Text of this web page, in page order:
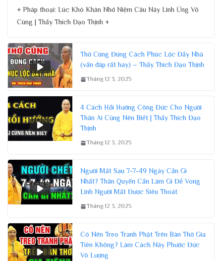
+ Pháp thoại: Lúc Khó Khăn Nhớ Niệm Câu Này Linh Ứng Vô
Cùng | Thầy Thích Đạo Thịnh +
Thờ Cúng Đúng Cách Phúc Lộc Đầy Nhà
(vấn đáp rất hay) – Thầy Thích Đạo Thịnh
Tháng 12 3, 2025
4 Cách Hồi Hướng Công Đức Cho Người
Thân Ai Cũng Nên Biết | Thầy Thích Đạo
Thịnh
Tháng 12 3, 2025
Người Mất Sau 7-7-49 Ngày Cần Gì
Nhất? Thân Quyến Cần Làm Gì Để Vong
Linh Người Mất Được Siêu Thoát
Tháng 12 3, 2025
Có Nên Treo Tranh Phật Trên Bàn Thờ Gia
Tiên Không? Làm Cách Này Phước Đức
Vô Lượng